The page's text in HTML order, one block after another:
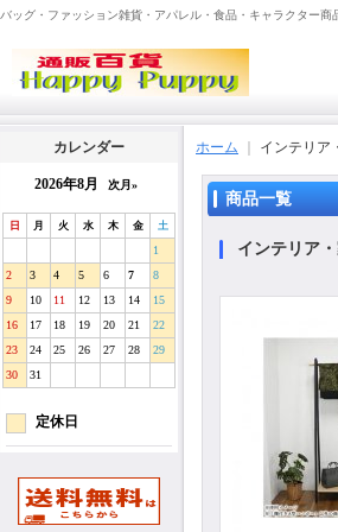
バッグ・ファッション雑貨・アパレル・食品・キャラクター
カレンダー
2026年8月 次月»
日 月 火 水 木 金 土
1
2
3 4 5 6 7
8
9
10 11 12 13 14
15
16
17 18 19 20 21
22
23
24 25 26 27 28
29
30
31
定休日
ホーム インテリア
商品一覧
インテリア